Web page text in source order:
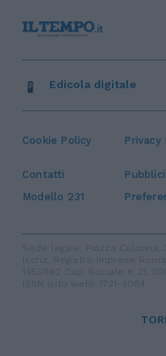
Cookie Policy Privacy
Contatti
Modello 231
Edicola digitale